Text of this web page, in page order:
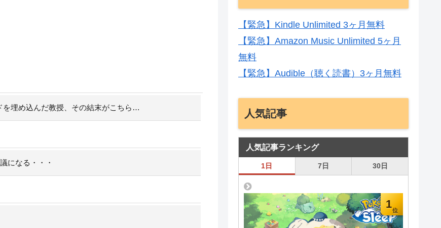
埋め込んだ教授、その結末がこちら…
になる・・・
【緊急】Kindle Unlimited 3ヶ月無料
【緊急】Amazon Music Unlimited 5ヶ月
無料
【緊急】Audible（聴く読書）3ヶ月無料
人気記事
人気記事ランキング
1日 7日 30日
1